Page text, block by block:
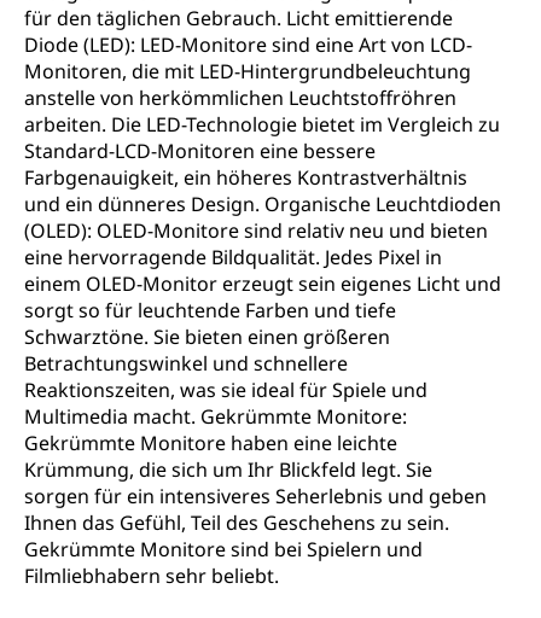
für den täglichen Gebrauch. Licht emittierende
Diode (LED): LED-Monitore sind eine Art von LCD-
Monitoren, die mit LED-Hintergrundbeleuchtung
anstelle von herkömmlichen Leuchtstoffröhren
arbeiten. Die LED-Technologie bietet im Vergleich zu
Standard-LCD-Monitoren eine bessere
Farbgenauigkeit, ein höheres Kontrastverhältnis
und ein dünneres Design. Organische Leuchtdioden
(OLED): OLED-Monitore sind relativ neu und bieten
eine hervorragende Bildqualität. Jedes Pixel in
einem OLED-Monitor erzeugt sein eigenes Licht und
sorgt so für leuchtende Farben und tiefe
Schwarztöne. Sie bieten einen größeren
Betrachtungswinkel und schnellere
Reaktionszeiten, was sie ideal für Spiele und
Multimedia macht. Gekrümmte Monitore:
Gekrümmte Monitore haben eine leichte
Krümmung, die sich um Ihr Blickfeld legt. Sie
sorgen für ein intensiveres Seherlebnis und geben
Ihnen das Gefühl, Teil des Geschehens zu sein.
Gekrümmte Monitore sind bei Spielern und
Filmliebhabern sehr beliebt.